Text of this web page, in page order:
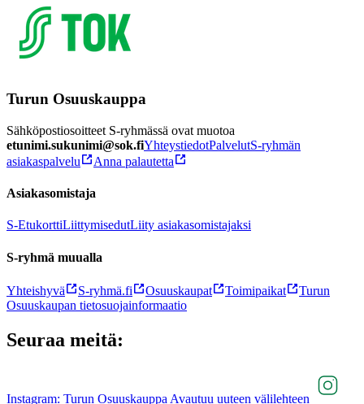
Turun Osuuskauppa
Sähköpostiosoitteet S-ryhmässä ovat muotoa
etunimi.sukunimi@sok.fiYhteystiedotPalvelutS-ryhmän
asiakaspalvelu
Anna palautetta
Asiakasomistaja
S-EtukorttiLiittymisedutLiity asiakasomistajaksi
S-ryhmä muualla
Yhteishyvä S-ryhmä.fi Osuuskaupat Toimipaikat
Turun
Osuuskaupan tietosuojainformaatio
Seuraa meitä:
Instagram: Turun Osuuskauppa Avautuu uuteen välilehteen